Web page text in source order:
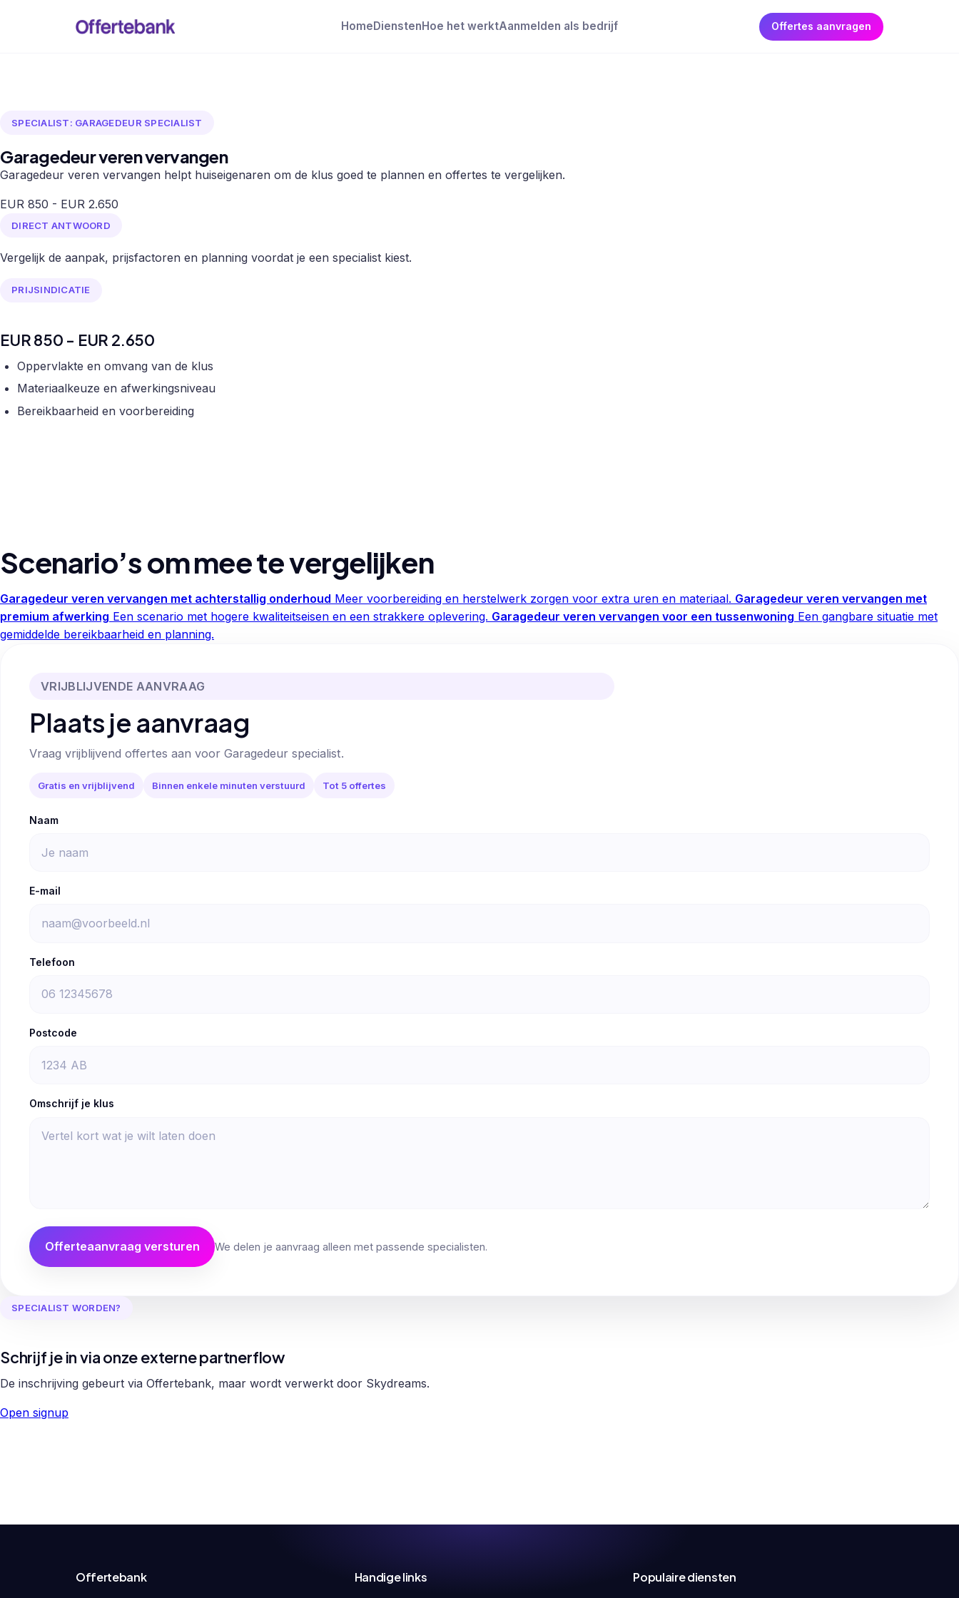
Home Diensten Hoe het werktAanmelden als bedrijf Offertes aanvragen
SPECIALIST: GARAGEDEUR SPECIALIST
Garagedeur veren vervangen
Garagedeur veren vervangen helpt huiseigenaren om de klus goed te plannen en offertes te vergelijken.
EUR 850 - EUR 2.650
DIRECT ANTWOORD
Vergelijk de aanpak, prijsfactoren en planning voordat je een specialist kiest.
PRIJSINDICATIE
EUR 850 - EUR 2.650
Oppervlakte en omvang van de klus
Materiaalkeuze en afwerkingsniveau
Bereikbaarheid en voorbereiding
Scenario’s om mee te vergelijken
Garagedeur veren vervangen met achterstallig onderhoud Meer voorbereiding en herstelwerk zorgen voor extra uren en materiaal. Garagedeur veren vervangen met
premium afwerking Een scenario met hogere kwaliteitseisen en een strakkere oplevering. Garagedeur veren vervangen voor een tussenwoning Een gangbare situatie met
gemiddelde bereikbaarheid en planning.
VRIJBLIJVENDE AANVRAAG
Plaats je aanvraag
Vraag vrijblijvend offertes aan voor Garagedeur specialist.
Gratis en vrijblijvend Binnen enkele minuten verstuurd Tot 5 offertes
Naam
E-mail
Telefoon
Postcode
Omschrijf je klus
Offerteaanvraag versturen We delen je aanvraag alleen met passende specialisten.
SPECIALIST WORDEN?
Schrijf je in via onze externe partnerflow
De inschrijving gebeurt via Offertebank, maar wordt verwerkt door Skydreams.
Open signup
Offertebank Handige links Populaire diensten